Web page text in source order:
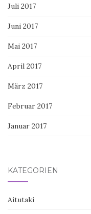
Juli 2017
Juni 2017
Mai 2017
April 2017
März 2017
Februar 2017
Januar 2017
KATEGORIEN
Aitutaki